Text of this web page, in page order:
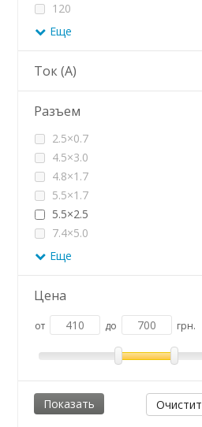
120
Еще
Ток (А)
Разъем
2.5×0.7
4.5×3.0
4.8×1.7
5.5×1.7
5.5×2.5
7.4×5.0
Еще
Цена
от до грн.